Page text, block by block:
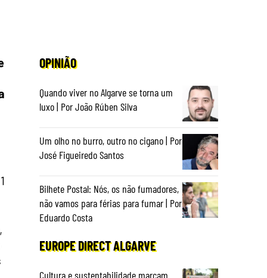
OPINIÃO
Quando viver no Algarve se torna um
luxo | Por João Rúben Silva
Um olho no burro, outro no cigano | Por
José Figueiredo Santos
Bilhete Postal: Nós, os não fumadores,
não vamos para férias para fumar | Por
Eduardo Costa
EUROPE DIRECT ALGARVE
Cultura e sustentabilidade marcam